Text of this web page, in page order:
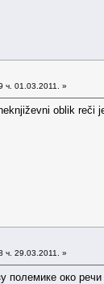
ч. 01.03.2011. »
oblik reči
ч. 29.03.2011. »
полемике око речи